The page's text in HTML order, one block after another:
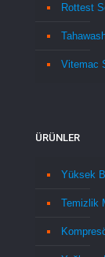
Rottest
Vitemac
ÜRÜNLER
Yüksek
Temizlik